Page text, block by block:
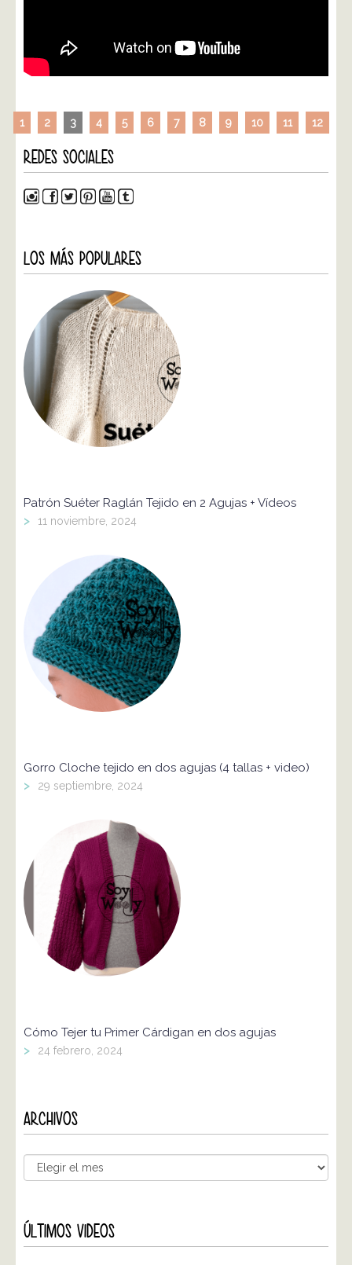
1 2 3 4 5 6 7 8 9 10 11 12
REDES SOCIALES
LOS MÁS POPULARES
Patrón Suéter Raglán Tejido en 2 Agujas + Vídeos
> 11 noviembre, 2024
Gorro Cloche tejido en dos agujas (4 tallas + video)
> 29 septiembre, 2024
Cómo Tejer tu Primer Cárdigan en dos agujas
> 24 febrero, 2024
ARCHIVOS
ÚLTIMOS VIDEOS